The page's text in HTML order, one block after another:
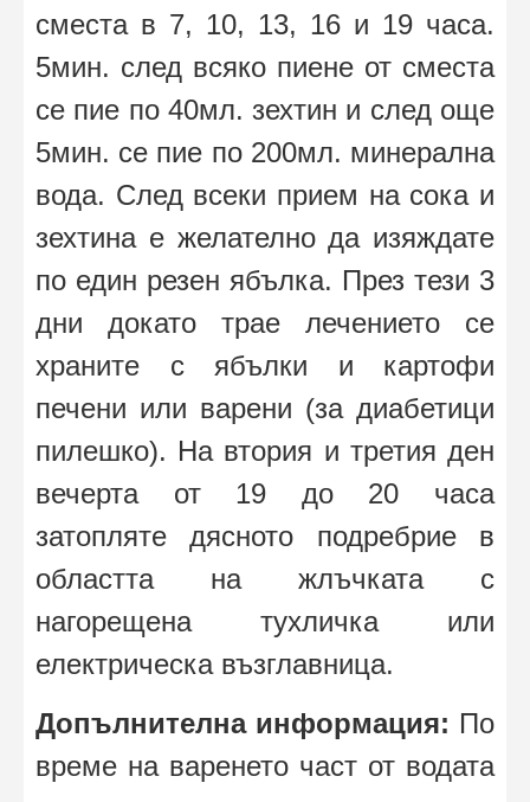
сместа в 7, 10, 13, 16 и 19 часа.
5мин. след всяко пиене от сместа
се пие по 40мл. зехтин и след още
5мин. се пие по 200мл. минерална
вода. След всеки прием на сока и
зехтина е желателно да изяждате
по един резен ябълка. През тези 3
дни докато трае лечението се
храните с ябълки и картофи
печени или варени (за диабетици
пилешко). На втория и третия ден
вечерта от 19 до 20 часа
затопляте дясното подребрие в
областта на жлъчката с
нагорещена тухличка или
електрическа възглавница.
Допълнителна информация: По
време на варенето част от водата